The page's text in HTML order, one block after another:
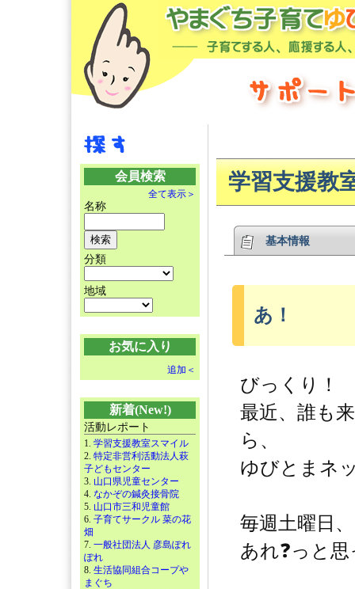
会員検索
全て表示＞
名称
分類
地域
お気に入り
追加＜
新着(New!)
活動レポート
1. 学習支援教室スマイル
2. 特定非営利活動法人萩
子どもセンター
3. 山口県児童センター
4. なかぞの鍼灸接骨院
5. 山口市三和児童館
6. 子育てサークル 菜の花
畑
7. 一般社団法人 彦島ぽれ
ぽれ
8. 生活協同組合コープや
まぐち
学習支援教
基本情報
あ！
びっくり！
最近、誰も
ら、
ゆびとまネ
毎週土曜日
あれ❓っと